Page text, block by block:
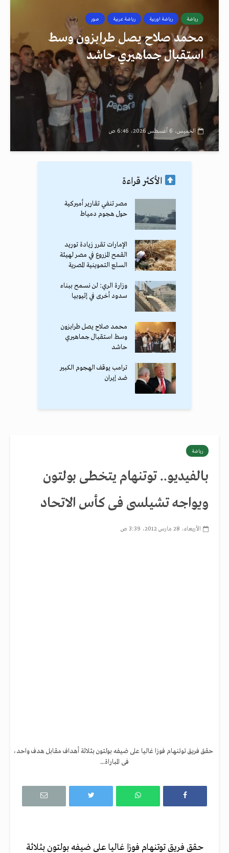
رياضة رياضة اوربية رياضة عربية صور رصد
محمد صلاح يصل طرابزون وسط
استقبال جماهيري حاشد
الخميس، 6 أغسطس 2026، 6:46 ص
الأكثر قراءة
مصر تنفي تقارير أميركية
حول هجوم دمياط
الإمارات تقرر زيادة توريد
القمح المزروع في مصر لهيئة
السلع التموينية المصرية
وزارة الري: لن نسمح ببناء
سدود أخرى في إثيوبيا
محمد صلاح يصل طرابزون
وسط استقبال جماهيري
حاشد
ترامب يوقف الهجوم الكبير
ضد إيران
رياضة
بالفيديو.. توتنهام يتخطى بولتون
ويواجه تشيلسى فى كأس الاتحاد
الأربعاء، 28 مارس 2012، 3:39 ص
حقق فريق توتنهام فوزا غاليا على ضيفه بولتون بثلاثة أهداف مقابل هدف واحد،
فى المباراة...
حقق فريق توتنهام فوزا غاليا على ضيفه بولتون بثلاثة